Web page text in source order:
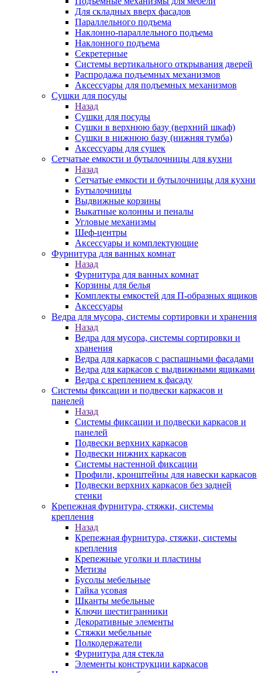
Для складных вверх фасадов
Параллельного подъема
Наклонно-параллельного подъема
Наклонного подъема
Секретерные
Системы вертикального открывания дверей
Распродажа подъемных механизмов
Аксессуары для подъемных механизмов
Сушки для посуды
Назад
Сушки для посуды
Сушки в верхнюю базу (верхний шкаф)
Сушки в нижнюю базу (нижняя тумба)
Аксессуары для сушек
Сетчатые емкости и бутылочницы для кухни
Назад
Сетчатые емкости и бутылочницы для кухни
Бутылочницы
Выдвижные корзины
Выкатные колонны и пеналы
Угловые механизмы
Шеф-центры
Аксессуары и комплектующие
Фурнитура для ванных комнат
Назад
Фурнитура для ванных комнат
Корзины для белья
Комплекты емкостей для П-образных ящиков
Аксессуары
Ведра для мусора, системы сортировки и хранения
Назад
Ведра для мусора, системы сортировки и
хранения
Ведра для каркасов с распашными фасадами
Ведра для каркасов с выдвижными ящиками
Ведра с креплением к фасаду
Системы фиксации и подвески каркасов и
панелей
Назад
Системы фиксации и подвески каркасов и
панелей
Подвески верхних каркасов
Подвески нижних каркасов
Системы настенной фиксации
Профили, кронштейны для навески каркасов
Подвески верхних каркасов без задней
стенки
Крепежная фурнитура, стяжки, системы
крепления
Назад
Крепежная фурнитура, стяжки, системы
крепления
Крепежные уголки и пластины
Метизы
Бусолы мебельные
Гайка усовая
Шканты мебельные
Ключи шестигранники
Декоративные элементы
Стяжки мебельные
Полкодержатели
Фурнитура для стекла
Элементы конструкции каркасов